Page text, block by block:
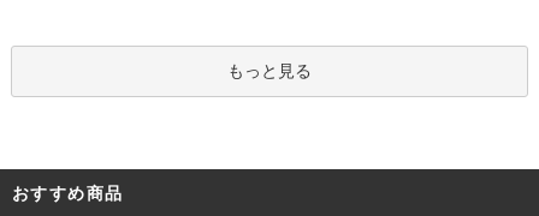
もっと見る
おすすめ商品